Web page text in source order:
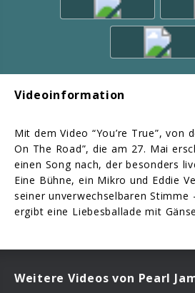
Videoinformation
Mit dem Video “You’re True”, von
On The Road”, die am 27. Mai
einen Song nach, der besonders
Eine Bühne, ein Mikro und Eddie
seiner unverwechselbaren Stimme
ergibt eine Liebesballade mit
Weitere Videos von Pearl